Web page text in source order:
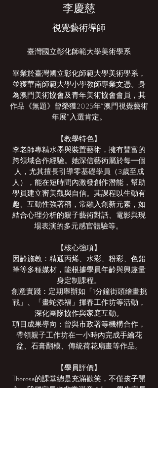
李慶慈
視覺藝術導師
臺灣國立彰化師範大學美術學系
畢業於臺灣國立彰化師範大學美術學系，
並獲華南師範大學小學教師專業文憑。身
為澳門美術協會及青年美術協會會員，其
作品《無題》曾榮獲2025年“澳門視覺藝術
年展”入選肯定。
【教學特色】
李老師專精水墨與裝置藝術，擁有豐富的
跨領域合作經驗。她深信藝術屬於每一個
人，尤其擅長引導零基礎學員（3歲至成
人），能在短時間內激發創作潛能，幫助
學員建立審美觀與自信。其課程以生動有
趣、互動性強著稱，常融入創新元素，如
結合心理分析的親子藝術對話、電影與現
場表演的多元感官體驗等。
【核心強項】
因齡施教：精通丙烯、水彩、粉彩、色鉛
筆等多種媒材，能根據學員年齡與興趣量
身定制課程。
創意實踐：定期舉辦如「1分鐘街頭繪畫挑
戰」、「畫蛇添福」揮春工作坊等活動，
深化團隊協作與家庭互動。
項目成果導向：曾與市政署等機構合作，
帶領親子工作坊在一小時內完成手繪花
盆、石膏翻模、傳統荷花扇畫等作品。
【學員評價】
Theresa的課堂總是充滿歡笑，不僅孩子開
心，我們家長也非常滿意！”——學生家長